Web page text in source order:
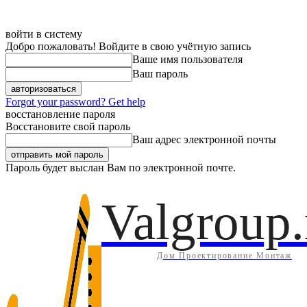
войти в систему
Добро пожаловать! Войдите в свою учётную запись
Ваше имя пользователя
Ваш пароль
Forgot your password? Get help
восстановление пароля
Восстановите свой пароль
Ваш адрес электронной почты
Пароль будет выслан Вам по электронной почте.
Дом Проектирование Монтаж